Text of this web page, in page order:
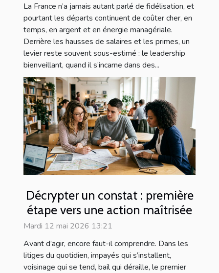
La France n’a jamais autant parlé de fidélisation, et
pourtant les départs continuent de coûter cher, en
temps, en argent et en énergie managériale.
Derrière les hausses de salaires et les primes, un
levier reste souvent sous-estimé : le leadership
bienveillant, quand il s’incarne dans des...
Décrypter un constat : première
étape vers une action maîtrisée
Mardi 12 mai 2026 13:21
Avant d’agir, encore faut-il comprendre. Dans les
litiges du quotidien, impayés qui s’installent,
voisinage qui se tend, bail qui déraille, le premier